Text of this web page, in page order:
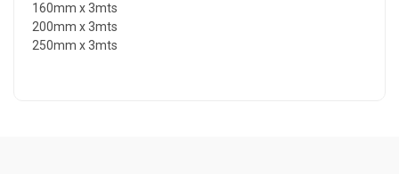
160mm x 3mts
200mm x 3mts
250mm x 3mts